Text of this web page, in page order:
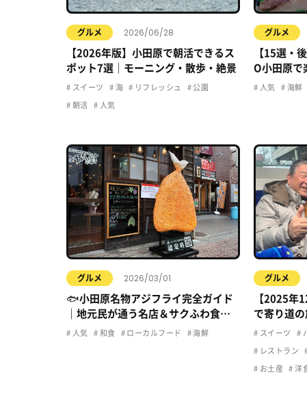
グルメ 2026/06/28
【2026年版】小田原で朝活できるス
ポット7選｜モーニング・散歩・絶景
スイーツ 海 リフレッシュ 公園
朝活 人気
グルメ
【15選・
O小田原で
のお店、全
人気 海鮮
グルメ 2026/03/01
🐟小田原名物アジフライ完全ガイド
｜地元民が通う名店＆サクふわ食感
の秘密
人気 和食 ローカルフード 海鮮
グルメ
【2025年
で寄り道
ち寄りグル
スイーツ
レストラン
お土産 洋